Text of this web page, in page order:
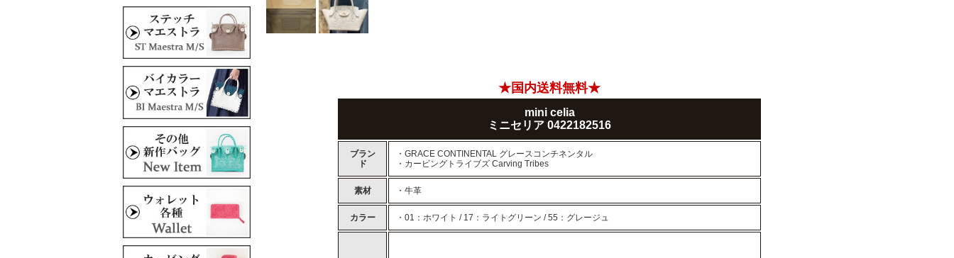
★国内送料無料★
mini celia
ミニセリア 0422182516
ブラン
ド
・GRACE CONTINENTAL グレースコンチネンタル
・カービングトライブズ Carving Tribes
素材 ・牛革
カラー ・01：ホワイト / 17：ライトグリーン / 55：グレージュ